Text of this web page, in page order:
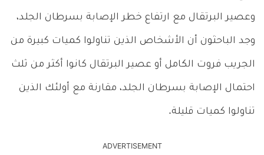
وعصير البرتقال مع ارتفاع خطر الإصابة بسرطان الجلد،
وجد الباحثون أن الأشخاص الذين تناولوا كميات كبيرة من
الجريب فروت الكامل أو عصير البرتقال كانوا أكثر من ثلث
احتمال الإصابة بسرطان الجلد، مقارنة مع أولئك الذين
تناولوا كميات قليلة.
ADVERTISEMENT